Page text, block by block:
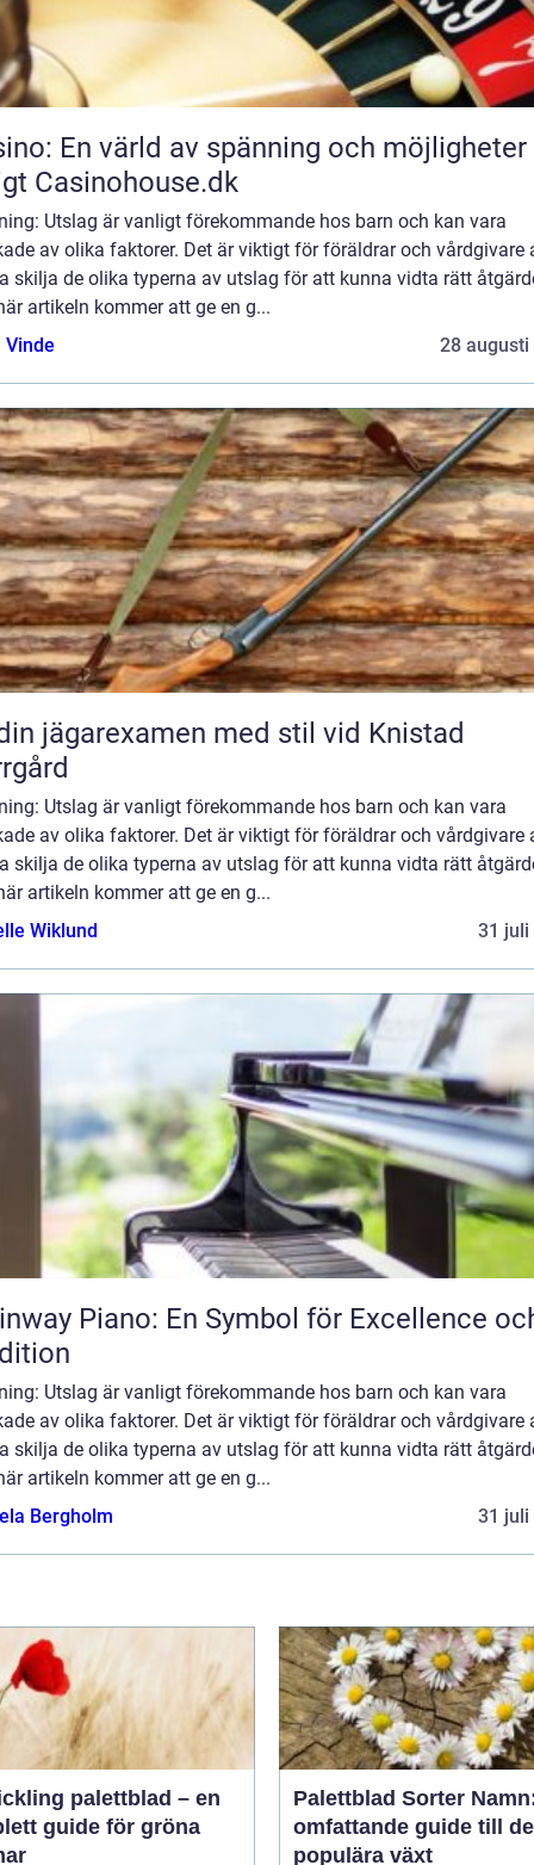
En värld av spänning och möjligheter
Casinohouse.dk
Utslag är vanligt förekommande hos barn och kan vara
av olika faktorer. Det är viktigt för föräldrar och vårdgivare
skilja de olika typerna av utslag för att kunna vidta rätt
artikeln kommer att ge en g...
Vinde
28 augusti
jägarexamen med stil vid Knistad
Utslag är vanligt förekommande hos barn och kan vara
av olika faktorer. Det är viktigt för föräldrar och vårdgivare
skilja de olika typerna av utslag för att kunna vidta rätt
artikeln kommer att ge en g...
Wiklund
31 juli
Piano: En Symbol för Excellence
Utslag är vanligt förekommande hos barn och kan vara
av olika faktorer. Det är viktigt för föräldrar och vårdgivare
skilja de olika typerna av utslag för att kunna vidta rätt
artikeln kommer att ge en g...
Bergholm
31 juli
palettblad – en
guide för gröna
Palettblad Sorter
omfattande guide till
populära växt